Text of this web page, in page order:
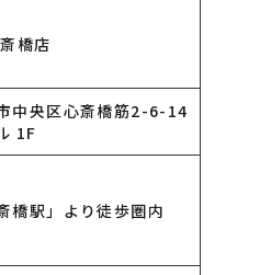
橋店
中央区心斎橋筋2-6-14
1F
橋駅」より徒歩圏内